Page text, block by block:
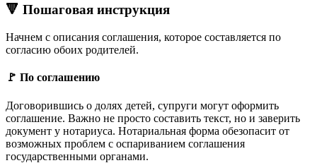
🔻 Пошаговая инструкция
Начнем с описания соглашения, которое составляется по
согласию обоих родителей.
🚩 По соглашению
Договорившись о долях детей, супруги могут оформить
соглашение. Важно не просто составить текст, но и заверить
документ у нотариуса. Нотариальная форма обезопасит от
возможных проблем с оспариванием соглашения
государственными органами.